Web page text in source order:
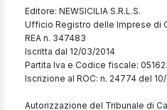
Editore: NEWSICILIA S.R.L.S.
Ufficio Registro delle Imprese di
REA n. 347483
Iscritta dal 12/03/2014
Partita Iva e Codice fiscale:
Iscrizione al ROC: n. 24774 del
Autorizzazione del Tribunale di